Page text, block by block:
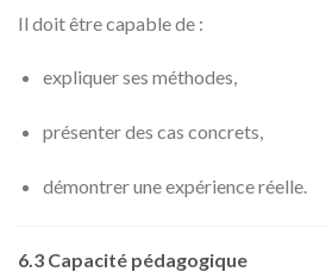
Il doit être capable de :
expliquer ses méthodes,
présenter des cas concrets,
démontrer une expérience réelle.
6.3 Capacité pédagogique